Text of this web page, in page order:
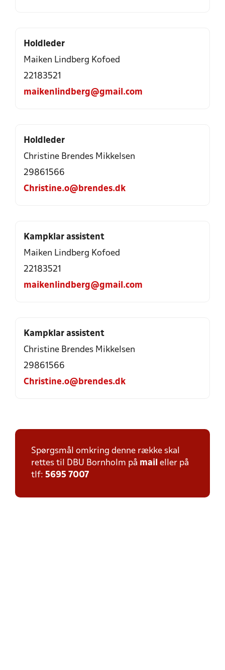
Holdleder
Maiken Lindberg Kofoed
22183521
maikenlindberg@gmail.com
Holdleder
Christine Brendes Mikkelsen
29861566
Christine.o@brendes.dk
Kampklar assistent
Maiken Lindberg Kofoed
22183521
maikenlindberg@gmail.com
Kampklar assistent
Christine Brendes Mikkelsen
29861566
Christine.o@brendes.dk
Spørgsmål omkring denne række skal
rettes til DBU Bornholm på mail eller på
tlf: 5695 7007